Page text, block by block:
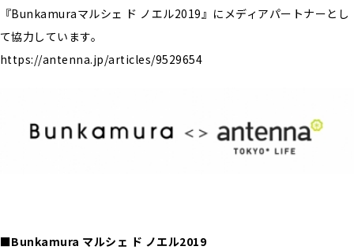
『Bunkamuraマルシェ ド ノエル2019』にメディアパートナーとし
て協力しています。
https://antenna.jp/articles/9529654
■Bunkamura マルシェ ド ノエル2019